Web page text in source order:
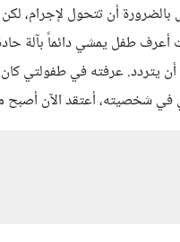
أن تتحول لإجرام،
طفل يمشي دائماً بآلة
يتردد. عرفته في طفولتي
شخصيته، أعتقد الآن أصبح